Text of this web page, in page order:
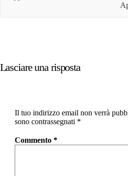
Lasciare una risposta
Il tuo indirizzo email non verrà
sono contrassegnati *
Commento *